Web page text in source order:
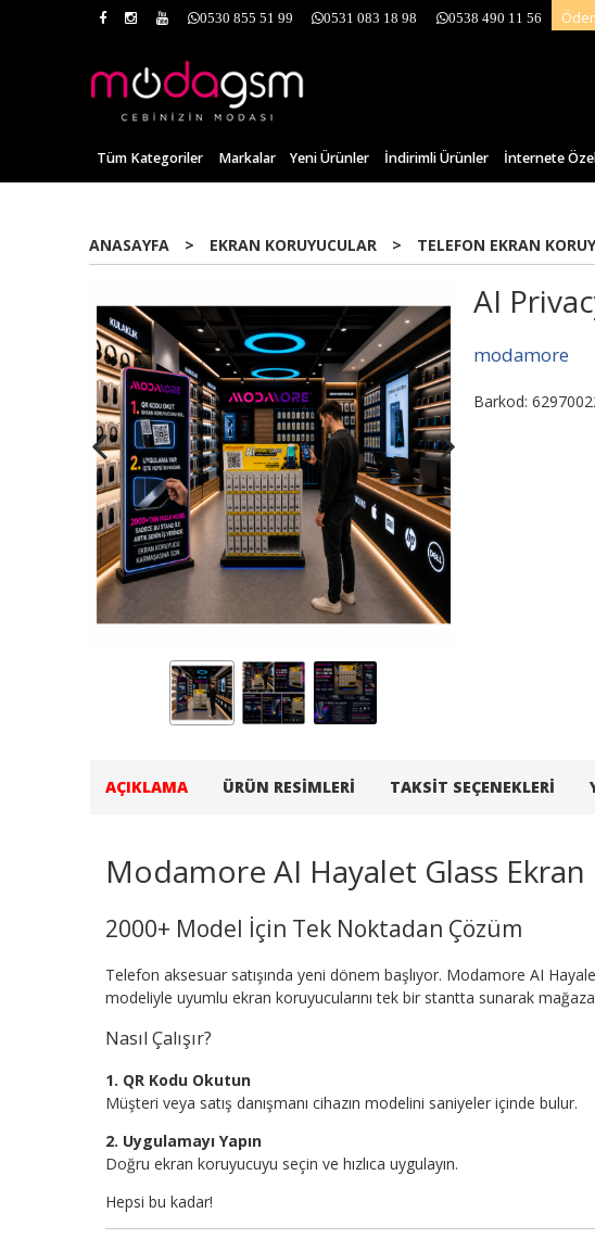
0530 855 51 99 0531 083 18 98 0538 490 11 56
Tüm Kategoriler Markalar Yeni Ürünler İndirimli Ürünler İnternete
ANASAYFA > EKRAN KORUYUCULAR > TELEFON EKRAN
AI
modamore
Barkod:
AÇIKLAMA ÜRÜN RESIMLERI TAKSIT SEÇENEKLERI
Modamore AI Hayalet Glass Ekran
2000+ Model İçin Tek Noktadan Çözüm
Telefon aksesuar satışında yeni dönem başlıyor. Modamore AI
modeliyle uyumlu ekran koruyucularını tek bir stantta sunarak
Nasıl Çalışır?
1. QR Kodu Okutun
Müşteri veya satış danışmanı cihazın modelini saniyeler içinde bulur.
2. Uygulamayı Yapın
Doğru ekran koruyucuyu seçin ve hızlıca uygulayın.
Hepsi bu kadar!